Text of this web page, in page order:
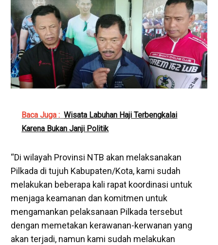
Baca Juga : Wisata Labuhan Haji Terbengkalai
Karena Bukan Janji Politik
“Di wilayah Provinsi NTB akan melaksanakan
Pilkada di tujuh Kabupaten/Kota, kami sudah
melakukan beberapa kali rapat koordinasi untuk
menjaga keamanan dan komitmen untuk
mengamankan pelaksanaan Pilkada tersebut
dengan memetakan kerawanan-kerwanan yang
akan terjadi, namun kami sudah melakukan